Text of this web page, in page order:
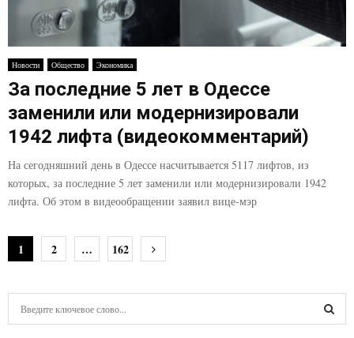
Новости Общество Экономика
За последние 5 лет в Одессе
заменили или модернизировали
1942 лифта (видеокомментарий)
На сегодняшний день в Одессе насчитывается 5117 лифтов, из
которых, за последние 5 лет заменили или модернизировали 1942
лифта. Об этом в видеообращении заявил вице-мэр
Н
1 2 … 162